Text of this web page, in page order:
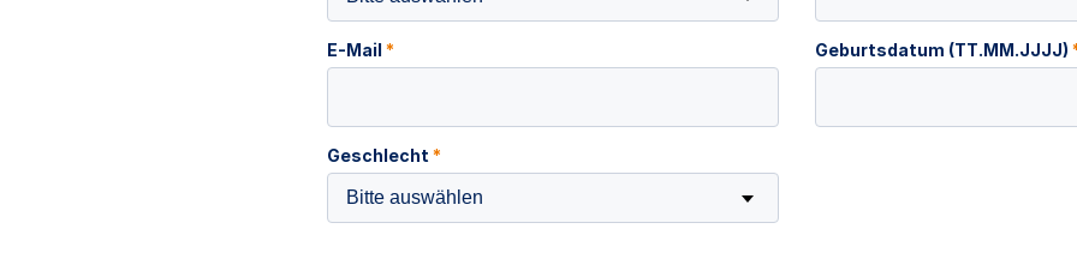
E-Mail * Geburtsdatum (TT.MM.JJJJ)
Geschlecht *
Bitte auswählen